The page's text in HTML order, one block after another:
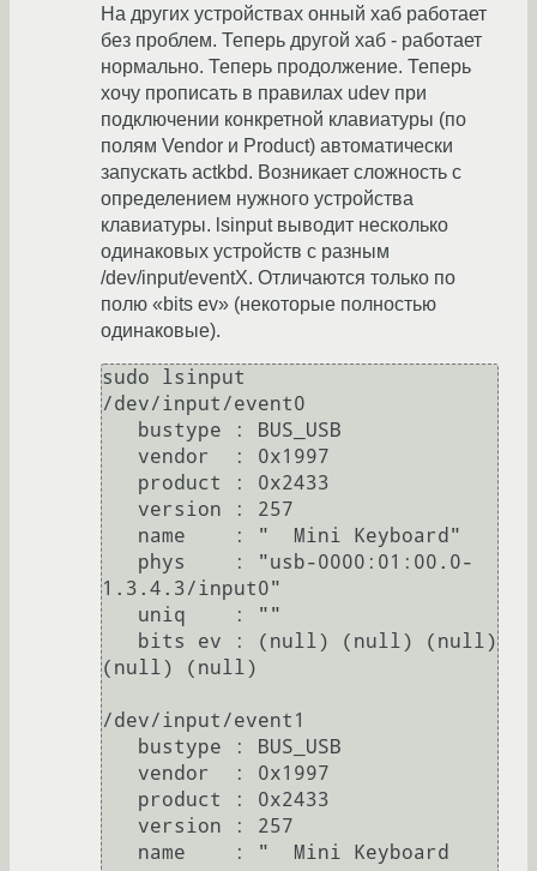
На других устройствах онный хаб работает
без проблем. Теперь другой хаб - работает
нормально. Теперь продолжение. Теперь
хочу прописать в правилах udev при
подключении конкретной клавиатуры (по
полям Vendor и Product) автоматически
запускать actkbd. Возникает сложность с
определением нужного устройства
клавиатуры. lsinput выводит несколько
одинаковых устройств с разным
/dev/input/eventX. Отличаются только по
полю «bits ev» (некоторые полностью
одинаковые).
sudo lsinput
/dev/input/event0
1.3.4.3/input0"
(null) (null)
/dev/input/event1